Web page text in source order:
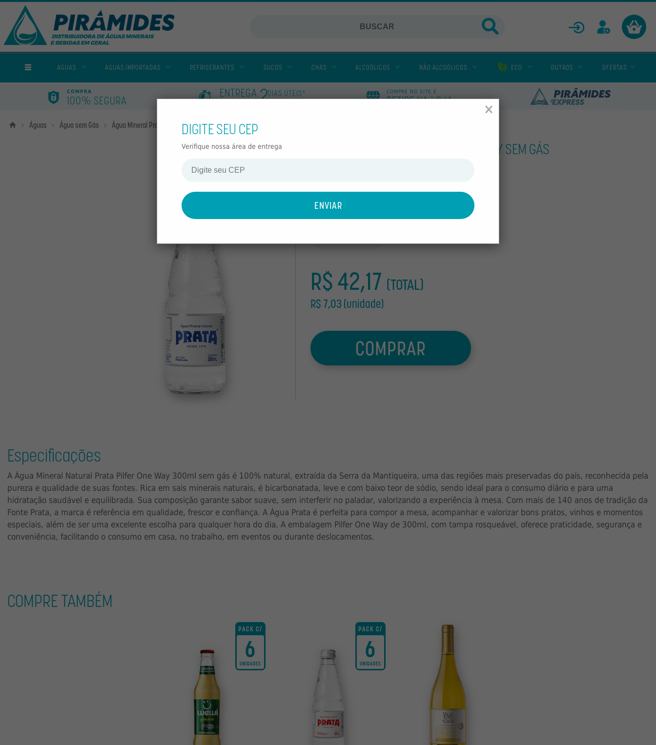
CADASTRAR
TODAS AS CATEGORIAS ÁGUAS ÁGUAS IMPORTADAS REFRIGERANTES SUCOS CHÁS ALCOÓLICOS NÃO ALCOÓLICOS ECO OUTROS OFERTAS
COMPRA
100% SEGURA
ENTREGA 2DIAS ÚTEIS*
VEJA MAIS
COMPRE NO SITE E
RETIRE NA LOJA
Home Águas Água sem Gás Água Mineral Prata Pilfer One Way Sem Gás 300ml
PACK C/
ÁGUA MINERAL PRATA PILFER ONE WAY SEM GÁS
QUANTIDADE
R$ 42,17 (TOTAL)
R$ 7,03 (unidade)
COMPRAR
Especificações
A Água Mineral Natural Prata Pilfer One Way 300ml sem gás é 100% natural, extraída da Serra da Mantiqueira, uma das regiões mais preservadas do país, reconhecida pela
pureza e qualidade de suas fontes. Rica em sais minerais naturais, é bicarbonatada, leve e com baixo teor de sódio, sendo ideal para o consumo diário e para uma
hidratação saudável e equilibrada. Sua composição garante sabor suave, sem interferir no paladar, valorizando a experiência à mesa. Com mais de 140 anos de tradição da
Fonte Prata, a marca é referência em qualidade, frescor e confiança. A Água Prata é perfeita para compor a mesa, acompanhar e valorizar bons pratos, vinhos e momentos
especiais, além de ser uma excelente escolha para qualquer hora do dia. A embalagem Pilfer One Way de 300ml, com tampa rosqueável, oferece praticidade, segurança e
conveniência, facilitando o consumo em casa, no trabalho, em eventos ou durante deslocamentos.
COMPRE TAMBÉM
PACK C/
6
UNIDADES
PACK C/
6
UNIDADES
×
DIGITE SEU CEP
Verifique nossa área de entrega